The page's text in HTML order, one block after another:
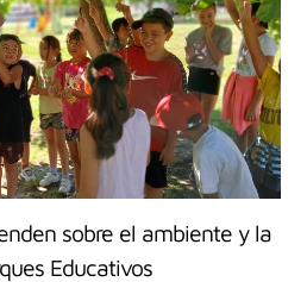
sobre el ambiente y la
Educativos